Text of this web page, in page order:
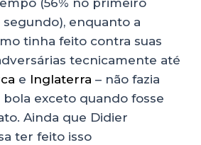
(56% no primeiro
enquanto a
tinha feito contra suas
tecnicamente até
e Inglaterra – não fazia
exceto quando fosse
Ainda que Didier
ter feito isso